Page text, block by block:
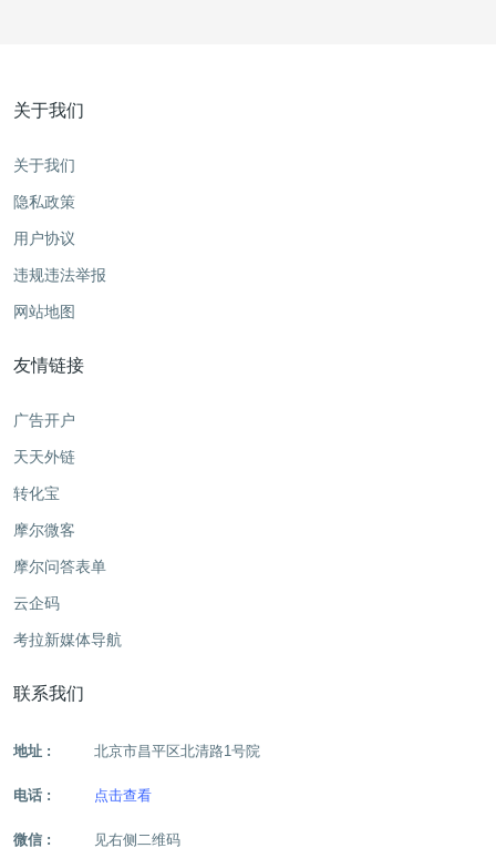
关于我们
关于我们
隐私政策
用户协议
违规违法举报
网站地图
友情链接
广告开户
天天外链
转化宝
摩尔微客
摩尔问答表单
云企码
考拉新媒体导航
联系我们
地址 : 北京市昌平区北清路1号院
电话 : 点击查看
微信 : 见右侧二维码